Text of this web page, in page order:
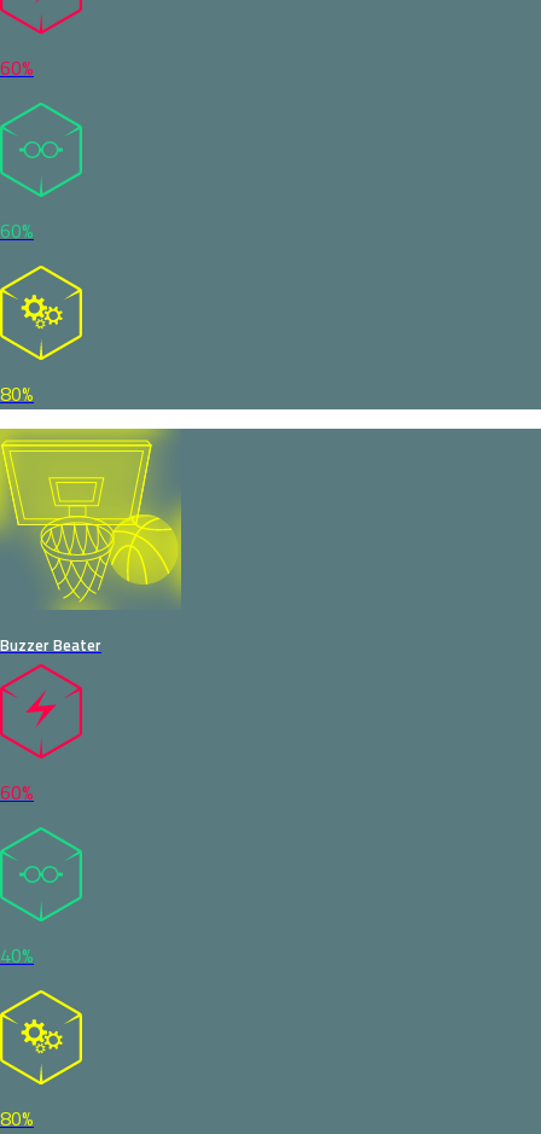
60%
60%
80%
Buzzer Beater
60%
40%
80%